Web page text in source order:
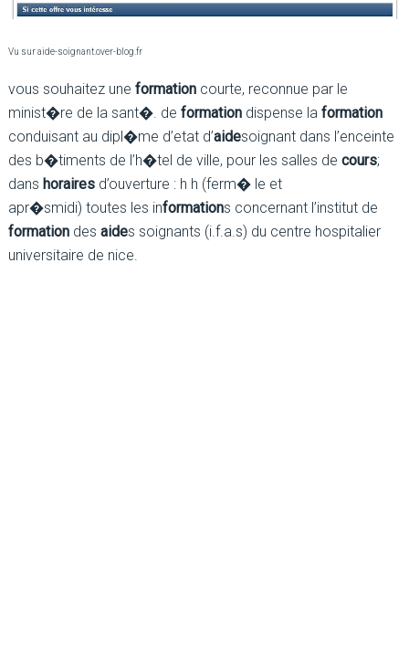
Vu sur aide-soignant.over-blog.fr
vous souhaitez une formationcourte, reconnue par le
minist�re de la sant�. de formationdispense la formation
conduisant au dipl�me d’etat d’aidesoignant dans l’enceinte
des b�timents de l’h�tel de ville, pour les salles de cours;
dans horairesd’ouverture : h h (ferm� le et
apr�smidi) toutes les informations concernant l’institut de
formationdes aides soignants (i.f.a.s) du centre hospitalier
universitaire de nice.